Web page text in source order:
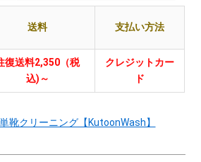
送料 支払い方法
復送料2,350（税
込)～
クレジットカー
ド
靴クリーニング【KutoonWash】